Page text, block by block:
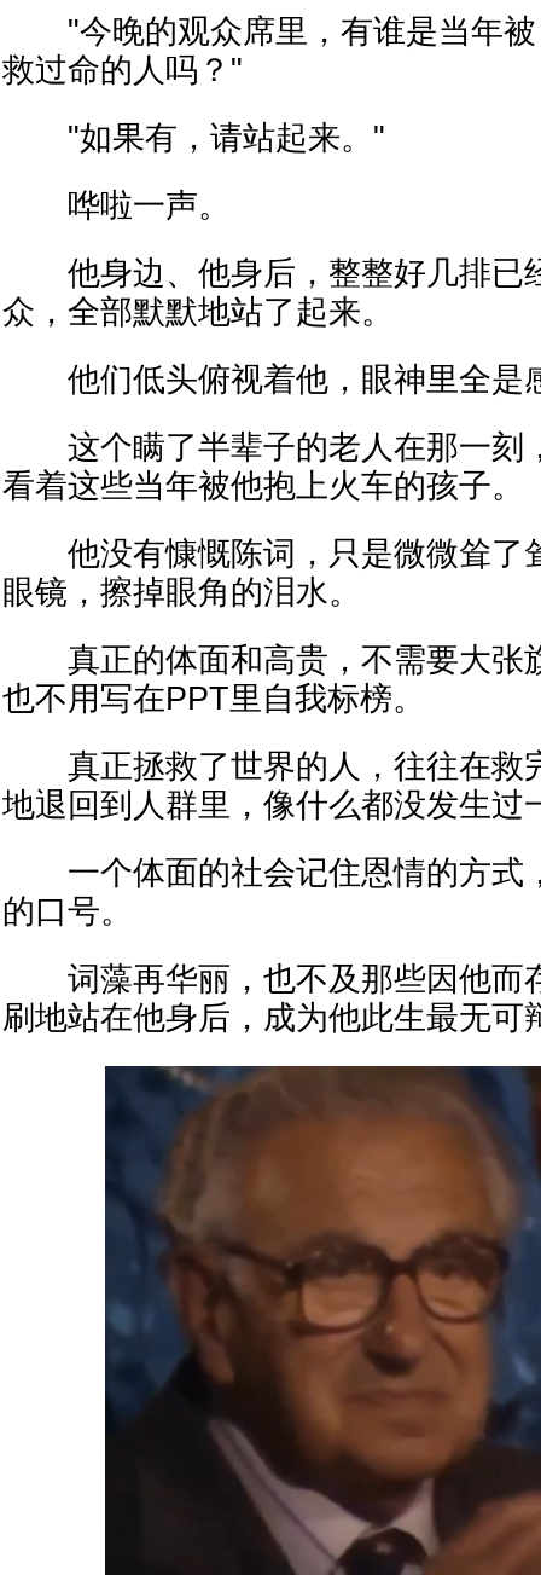
"今晚的观众席里，有谁是当年被
救过命的人吗？"
"如果有，请站起来。"
哗啦一声。
他身边、他身后，整整好几排已
众，全部默默地站了起来。
他们低头俯视着他，眼神里全是
这个瞒了半辈子的老人在那一刻
看着这些当年被他抱上火车的孩子。
他没有慷慨陈词，只是微微耸了
眼镜，擦掉眼角的泪水。
真正的体面和高贵，不需要大张
也不用写在PPT里自我标榜。
真正拯救了世界的人，往往在救
地退回到人群里，像什么都没发生过
一个体面的社会记住恩情的方式
的口号。
词藻再华丽，也不及那些因他而
刷地站在他身后，成为他此生最无可